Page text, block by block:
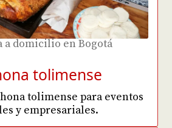
a domicilio en Bogotá
tolimense
tolimense para eventos
y empresariales.